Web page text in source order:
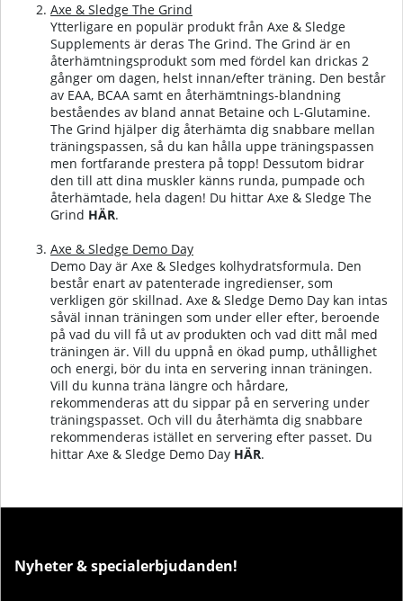
Axe & Sledge The Grind
Ytterligare en populär produkt från Axe & Sledge
Supplements är deras The Grind. The Grind är en
återhämtningsprodukt som med fördel kan drickas 2
gånger om dagen, helst innan/efter träning. Den består
av EAA, BCAA samt en återhämtnings-blandning
beståendes av bland annat Betaine och L-Glutamine.
The Grind hjälper dig återhämta dig snabbare mellan
träningspassen, så du kan hålla uppe träningspassen
men fortfarande prestera på topp! Dessutom bidrar
den till att dina muskler känns runda, pumpade och
återhämtade, hela dagen! Du hittar Axe & Sledge The
Grind HÄR.
Axe & Sledge Demo Day
Demo Day är Axe & Sledges kolhydratsformula. Den
består enart av patenterade ingredienser, som
verkligen gör skillnad. Axe & Sledge Demo Day kan intas
såväl innan träningen som under eller efter, beroende
på vad du vill få ut av produkten och vad ditt mål med
träningen är. Vill du uppnå en ökad pump, uthållighet
och energi, bör du inta en servering innan träningen.
Vill du kunna träna längre och hårdare,
rekommenderas att du sippar på en servering under
träningspasset. Och vill du återhämta dig snabbare
rekommenderas istället en servering efter passet. Du
hittar Axe & Sledge Demo Day HÄR.
Nyheter & specialerbjudanden!